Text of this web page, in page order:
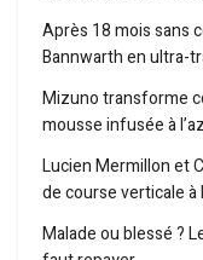
Après 18 mois sans
Bannwarth en ultra-
Mizuno transforme
mousse infusée à
Lucien Mermillon et
de course verticale à
Malade ou blessé ?